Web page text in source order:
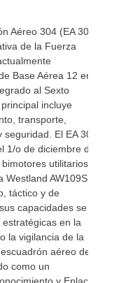
Aéreo 304 (EA 304)
de la Fuerza
Base Aérea 12 en
al Sexto
incluye
transporte,
El EA 304
1/o de diciembre de
utilitarios y
AW109SP.
táctico y de
capacidades se
en la
la vigilancia de la
aéreo de
como un